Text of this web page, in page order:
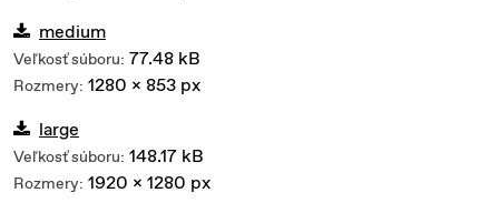
medium
Veľkosť súboru: 77.48 kB
Rozmery: 1280 x 853 px
large
Veľkosť súboru: 148.17 kB
Rozmery: 1920 x 1280 px